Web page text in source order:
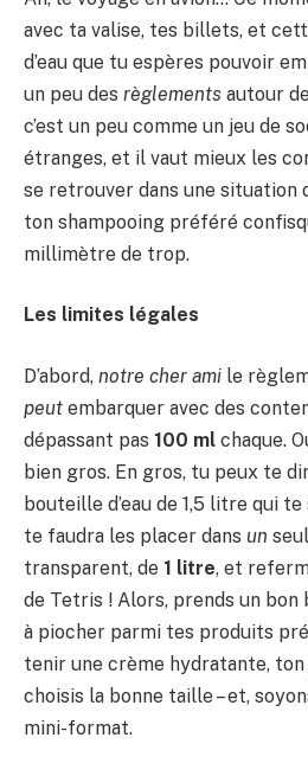
avec ta valise, tes billets, et
d’eau que tu espères pouvoir
un peu des règlements autour
c’est un peu comme un jeu de
étranges, et il vaut mieux les
se retrouver dans une situation
ton shampooing préféré
millimètre de trop.
Les limites légales
D’abord, notre cher ami le
peut embarquer avec des
dépassant pas 100 ml chaque.
bien gros. En gros, tu peux te
bouteille d’eau de 1,5 litre qui
te faudra les placer dans un
transparent, de 1 litre, et
de Tetris ! Alors, prends un bon
à piocher parmi tes produits
tenir une crème hydratante, ton
choisis la bonne taille – et,
mini-format.